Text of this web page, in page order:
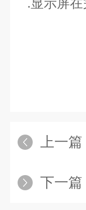
.显示屏
上一篇
下一篇